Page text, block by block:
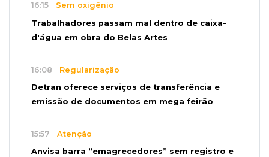
16:15 Sem oxigênio
Trabalhadores passam mal dentro de caixa-
d'água em obra do Belas Artes
16:08 Regularização
Detran oferece serviços de transferência e
emissão de documentos em mega feirão
15:57 Atenção
Anvisa barra “emagrecedores” sem registro e